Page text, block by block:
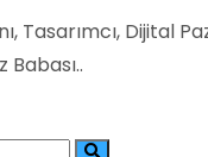
Tasarımcı, Dijital
Babası..